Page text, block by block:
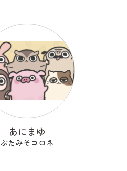
あにまゆ
ぶたみそコロネ